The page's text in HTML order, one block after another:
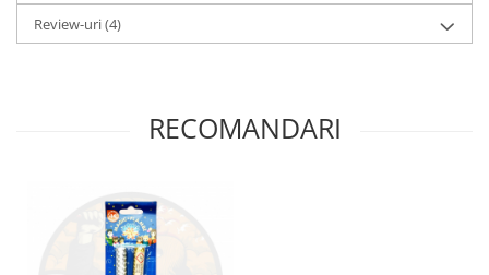
Review-uri(4)
RECOMANDARI